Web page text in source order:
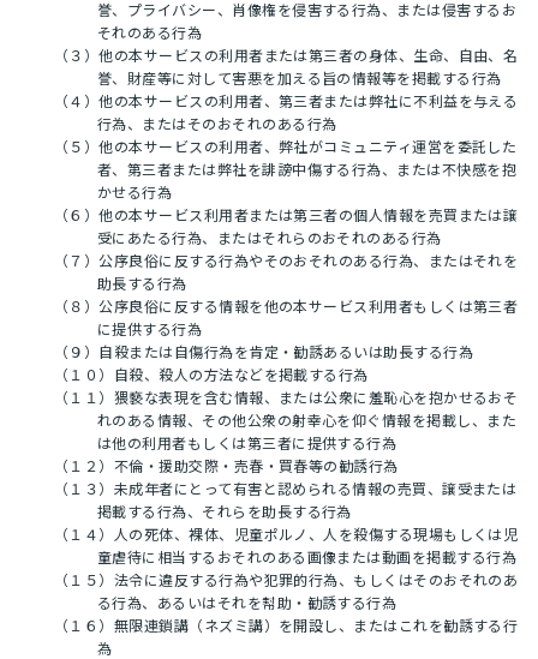
誉、プライバシー、肖像権を侵害する行為、または侵害するお
それのある行為
（３）他の本サービスの利用者または第三者の身体、生命、自由、名
誉、財産等に対して害悪を加える旨の情報等を掲載する行為
（４）他の本サービスの利用者、第三者または弊社に不利益を与える
行為、またはそのおそれのある行為
（５）他の本サービスの利用者、弊社がコミュニティ運営を委託した
者、第三者または弊社を誹謗中傷する行為、または不快感を抱
かせる行為
（６）他の本サービス利用者または第三者の個人情報を売買または譲
受にあたる行為、またはそれらのおそれのある行為
（７）公序良俗に反する行為やそのおそれのある行為、またはそれを
助長する行為
（８）公序良俗に反する情報を他の本サービス利用者もしくは第三者
に提供する行為
（９）自殺または自傷行為を肯定・勧誘あるいは助長する行為
（１０）自殺、殺人の方法などを掲載する行為
（１１）猥褻な表現を含む情報、または公衆に羞恥心を抱かせるおそ
れのある情報、その他公衆の射幸心を仰ぐ情報を掲載し、また
は他の利用者もしくは第三者に提供する行為
（１２）不倫・援助交際・売春・買春等の勧誘行為
（１３）未成年者にとって有害と認められる情報の売買、譲受または
掲載する行為、それらを助長する行為
（１４）人の死体、裸体、児童ポルノ、人を殺傷する現場もしくは児
童虐待に相当するおそれのある画像または動画を掲載する行為
（１５）法令に違反する行為や犯罪的行為、もしくはそのおそれのあ
る行為、あるいはそれを幇助・勧誘する行為
（１６）無限連鎖講（ネズミ講）を開設し、またはこれを勧誘する行
為